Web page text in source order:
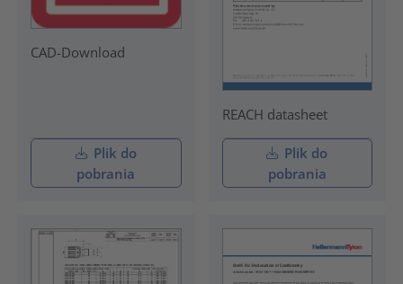
CAD-Download
Plik do
pobrania
REACH datasheet
Plik do
pobrania